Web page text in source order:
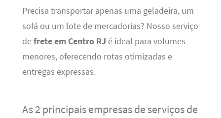
Precisa transportar apenas uma geladeira, um
sofá ou um lote de mercadorias? Nosso serviço
defrete em Centro RJ é ideal para volumes
menores, oferecendo rotas otimizadas e
entregas expressas.
As 2 principais empresas de serviços de